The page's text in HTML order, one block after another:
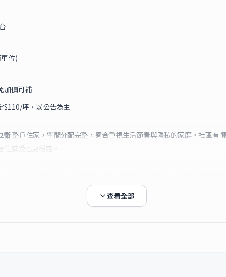
車位)
加價可補
$110/坪，以公告為主
衛整戶住家，空間分配完整，適合重視生活節奏與隱私的家庭。社區有
住感受也更穩定。
務費
查看全部